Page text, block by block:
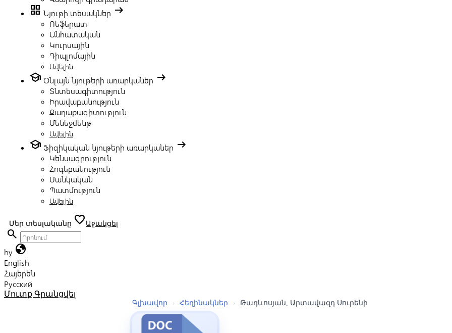
grid_view Նյութի տեսակներ arrow_right_alt
Ռեֆերատ
Անհատական
Կուրսային
Դիպլոմային
Ավելին
school Օնլայն նյութերի առարկաներ arrow_right_alt
Տնտեսագիտություն
Իրավաբանություն
Քաղաքագիտություն
Մենեջմենթ
Ավելին
school Ֆիզիկական նյութերի առարկաներ arrow_right_alt
Կենսագրություն
Հոգեբանություն
Մանկական
Պատմություն
Ավելին
Մեր տեսլականը favoriteԱջակցել
search
hy globe
English
Հայերեն
Русский
Մուտք Գրանցվել
Գլխավոր › Հեղինակներ › Թադևոսյան, Արտավազդ Սուրենի